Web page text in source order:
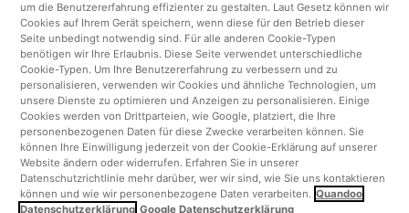
Finnland
Vereinigtes Königreich
Türkei
Niederlande
Singapur
um die Benutzererfahrung effizienter zu gestalten. Laut Gesetz können wir
Cookies auf Ihrem Gerät speichern, wenn diese für den Betrieb dieser
Seite unbedingt notwendig sind. Für alle anderen Cookie-Typen
benötigen wir Ihre Erlaubnis. Diese Seite verwendet unterschiedliche
Cookie-Typen. Um Ihre Benutzererfahrung zu verbessern und zu
personalisieren, verwenden wir Cookies und ähnliche Technologien, um
unsere Dienste zu optimieren und Anzeigen zu personalisieren. Einige
Cookies werden von Drittparteien, wie Google, platziert, die Ihre
personenbezogenen Daten für diese Zwecke verarbeiten können. Sie
können Ihre Einwilligung jederzeit von der Cookie-Erklärung auf unserer
Website ändern oder widerrufen. Erfahren Sie in unserer
Datenschutzrichtlinie mehr darüber, wer wir sind, wie Sie uns kontaktieren
können und wie wir personenbezogene Daten verarbeiten. Quandoo
Datenschutzerklärung Google Datenschutzerklärung